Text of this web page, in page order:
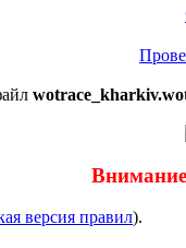
версия правил).